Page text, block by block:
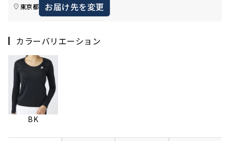
東京都 お届け先を変更
カラーバリエーション
BK